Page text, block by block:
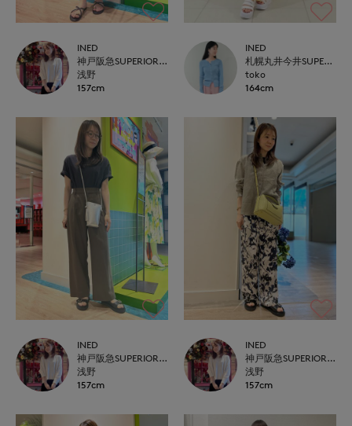
INED
神戸阪急SUPERIORCLOSET
浅野
157cm
INED
札幌丸井今井SUPERIOR CLOSET
toko
164cm
INED
神戸阪急SUPERIORCLOSET
浅野
157cm
INED
神戸阪急SUPERIORCLOSET
浅野
157cm